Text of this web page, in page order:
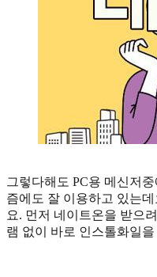
그렇다해도 PC용 메신저
즘에도 잘 이용하고 있는
요. 먼저 네이트온을 받으
램 없이 바로 인스톨화일